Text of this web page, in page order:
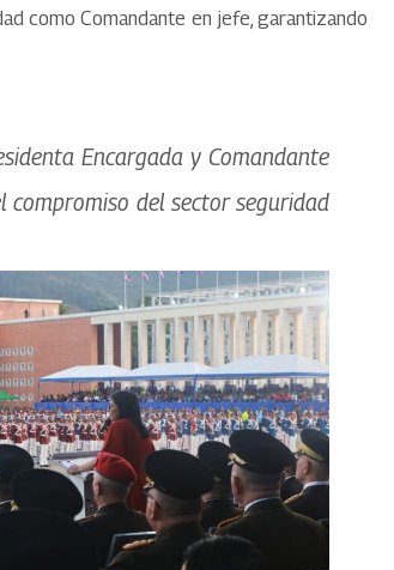
como Comandante en jefe, garantizando
Encargada y Comandante
del sector seguridad